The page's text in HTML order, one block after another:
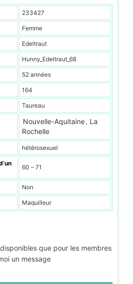
233427
Femme
Edeltraut
Hunny_Edeltraut_68
52 années
164
Taureau
Nouvelle-Aquitaine , La
Rochelle
hétérosexuel
60 – 71
Non
Maquilleur
que pour les membres
un message